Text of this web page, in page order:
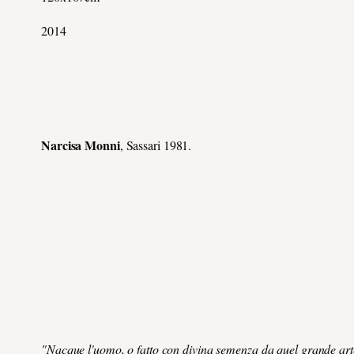
2014
Narcisa Monni, Sassari 1981.
"Nacque l'uomo, o fatto con divina semenza da quel grande